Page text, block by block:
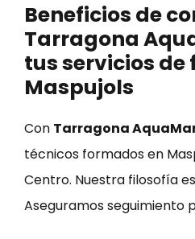
Beneficios de
Tarragona
tus servicios
Maspujols
Con Tarragona
técnicos formados en
Centro. Nuestra filosofía
Aseguramos seguimiento